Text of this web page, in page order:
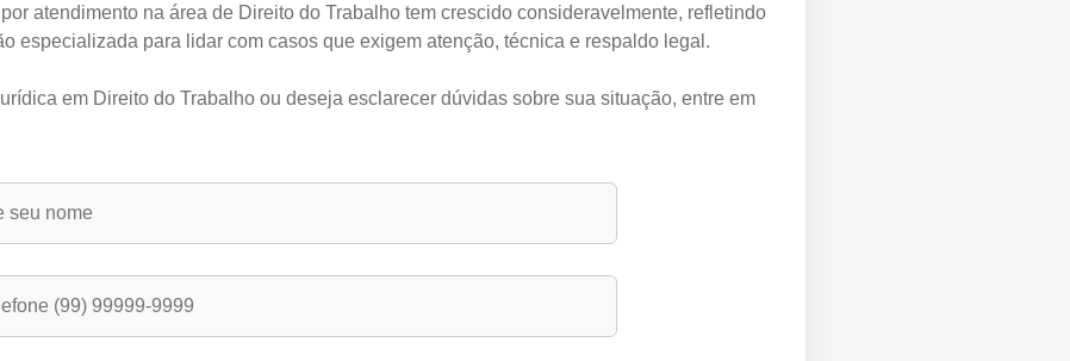
atendimento na área de Direito do Trabalho tem crescido consideravelmente, refletindo
especializada para lidar com casos que exigem atenção, técnica e respaldo legal.
em Direito do Trabalho ou deseja esclarecer dúvidas sobre sua situação, entre em